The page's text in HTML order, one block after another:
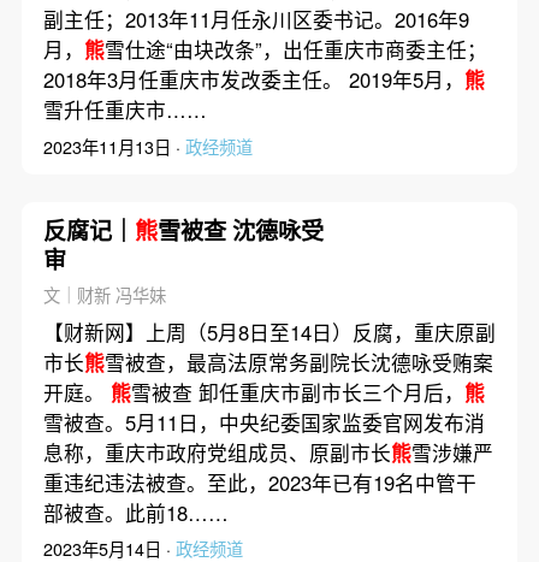
副主任；2013年11月任永川区委书记。2016年9
月， 熊雪仕途“由块改条”，出任重庆市商委主任；
2018年3月任重庆市发改委主任。 2019年5月， 熊
雪升任重庆市……
2023年11月13日 · 政经频道
反腐记｜ 熊雪被查 沈德咏受
审
文｜财新 冯华妹
【财新网】上周（5月8日至14日）反腐，重庆原副
市长熊雪被查，最高法原常务副院长沈德咏受贿案
开庭。 熊雪被查 卸任重庆市副市长三个月后， 熊
雪被查。5月11日，中央纪委国家监委官网发布消
息称，重庆市政府党组成员、原副市长熊雪涉嫌严
重违纪违法被查。至此，2023年已有19名中管干
部被查。此前18……
2023年5月14日 · 政经频道